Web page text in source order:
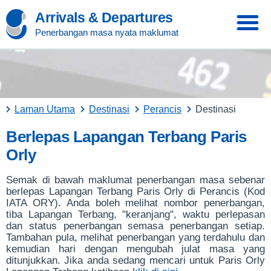
Arrivals & Departures
Penerbangan masa nyata maklumat
Laman Utama Destinasi Perancis Destinasi
Berlepas Lapangan Terbang Paris
Orly
Semak di bawah maklumat penerbangan masa sebenar
berlepas Lapangan Terbang Paris Orly di Perancis (Kod
IATA ORY). Anda boleh melihat nombor penerbangan,
tiba Lapangan Terbang, "keranjang", waktu perlepasan
dan status penerbangan semasa penerbangan setiap.
Tambahan pula, melihat penerbangan yang terdahulu dan
kemudian hari dengan mengubah julat masa yang
ditunjukkan. Jika anda sedang mencari untuk Paris Orly